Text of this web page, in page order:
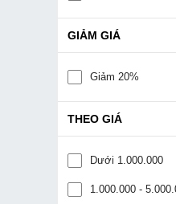
GIẢM GIÁ
Giảm 20%
THEO GIÁ
Dưới 1.000.000
1.000.000 -